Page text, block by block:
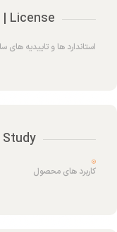
License
استاندارد ها و تاییدیه های
کاربرد های محصول